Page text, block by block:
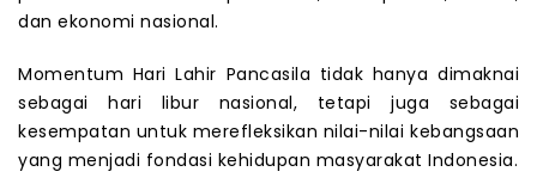
dan ekonomi nasional.
Momentum Hari Lahir Pancasila tidak hanya dimaknai
sebagai hari libur nasional, tetapi juga sebagai
kesempatan untuk merefleksikan nilai-nilai kebangsaan
yang menjadi fondasi kehidupan masyarakat Indonesia.